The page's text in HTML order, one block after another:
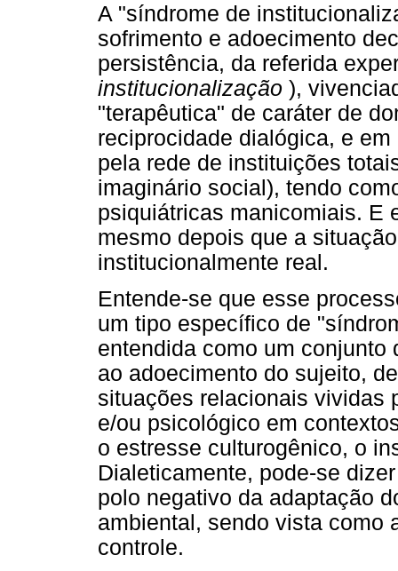
A "síndrome de
sofrimento e adoecimento
persistência, da referida
institucionalização ),
"terapêutica" de caráter de
reciprocidade dialógica, e
pela rede de instituições
imaginário social), tendo
psiquiátricas manicomiais. E
mesmo depois que a
institucionalmente real.
Entende-se que esse
um tipo específico de
entendida como um
ao adoecimento do sujeito,
situações relacionais vividas
e/ou psicológico em
o estresse culturogênico, o
Dialeticamente, pode-se
polo negativo da adaptação
ambiental, sendo vista como
controle.